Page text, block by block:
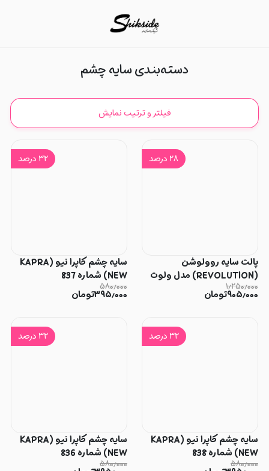
دسته‌بندی سایه چشم
فیلتر و ترتیب نمایش
۲۸ درصد
پالت سایه روولوشن
(REVOLUTION) مدل ولوت
رز (VELVET ROSE)
۱٫۲۵۰٫۰۰۰
۹۰۵٫۰۰۰تومان
۳۲ درصد
سایه چشم کاپرا نیو (KAPRA
NEW) شماره 837
۵۸۰٫۰۰۰
۳۹۵٫۰۰۰تومان
۳۲ درصد
سایه چشم کاپرا نیو (KAPRA
NEW) شماره 838
۵۸۰٫۰۰۰
۳۲ درصد
سایه چشم کاپرا نیو (KAPRA
NEW) شماره 836
۵۸۰٫۰۰۰